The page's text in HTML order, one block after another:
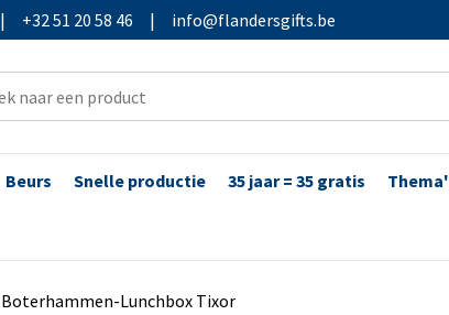
| +32 51 20 58 46 | info@flandersgifts.be
Beurs Snelle productie 35 jaar = 35 gratis
Boterhammen-Lunchbox Tixor